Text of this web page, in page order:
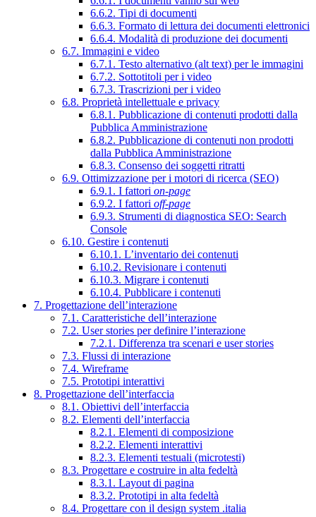
6.6.2. Tipi di documenti
6.6.3. Formato di lettura dei documenti elettronici
6.6.4. Modalità di produzione dei documenti
6.7. Immagini e video
6.7.1. Testo alternativo (alt text) per le immagini
6.7.2. Sottotitoli per i video
6.7.3. Trascrizioni per i video
6.8. Proprietà intellettuale e privacy
6.8.1. Pubblicazione di contenuti prodotti dalla
Pubblica Amministrazione
6.8.2. Pubblicazione di contenuti non prodotti
dalla Pubblica Amministrazione
6.8.3. Consenso dei soggetti ritratti
6.9. Ottimizzazione per i motori di ricerca (SEO)
6.9.1. I fattori on-page
6.9.2. I fattori off-page
6.9.3. Strumenti di diagnostica SEO: Search
Console
6.10. Gestire i contenuti
6.10.1. L’inventario dei contenuti
6.10.2. Revisionare i contenuti
6.10.3. Migrare i contenuti
6.10.4. Pubblicare i contenuti
7. Progettazione dell’interazione
7.1. Caratteristiche dell’interazione
7.2. User stories per definire l’interazione
7.2.1. Differenza tra scenari e user stories
7.3. Flussi di interazione
7.4. Wireframe
7.5. Prototipi interattivi
8. Progettazione dell’interfaccia
8.1. Obiettivi dell’interfaccia
8.2. Elementi dell’interfaccia
8.2.1. Elementi di composizione
8.2.2. Elementi interattivi
8.2.3. Elementi testuali (microtesti)
8.3. Progettare e costruire in alta fedeltà
8.3.1. Layout di pagina
8.3.2. Prototipi in alta fedeltà
8.4. Progettare con il design system .italia